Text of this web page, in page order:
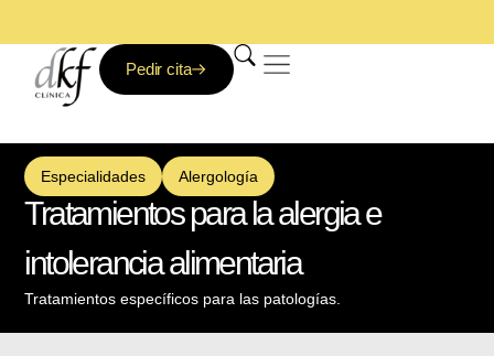
Clínica DKF: Nadie te trata mejor
Pedir cita
Especialidades Alergología
Tratamientos para la alergia e
intolerancia alimentaria
Tratamientos específicos para las patologías.